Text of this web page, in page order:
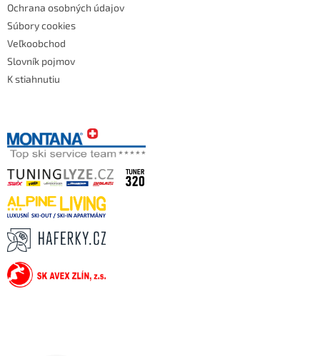
Ochrana osobných údajov
Súbory cookies
Veľkoobchod
Slovník pojmov
K stiahnutiu